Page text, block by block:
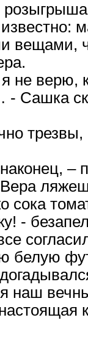
не верю,
Сашка
Вера
сока
-
белую
наш